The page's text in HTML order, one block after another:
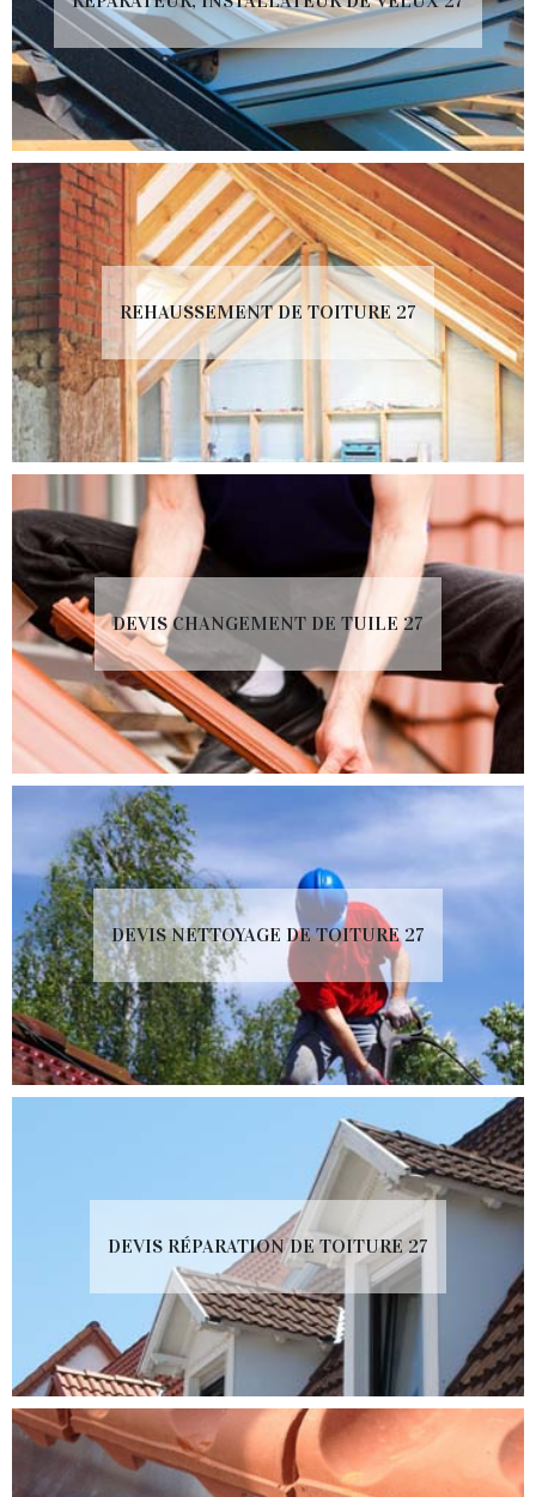
REHAUSSEMENT DE TOITURE 27
DEVIS CHANGEMENT DE TUILE 27
DEVIS NETTOYAGE DE TOITURE 27
DEVIS RÉPARATION DE TOITURE 27